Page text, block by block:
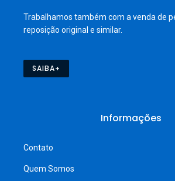
Trabalhamos também com a venda de
reposição original e similar.
SAIBA+
Informações
Contato
Quem Somos